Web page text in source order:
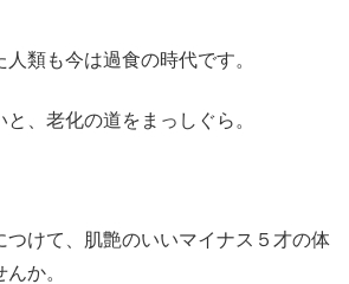
類も今は過食の時代です。
、老化の道をまっしぐら。
つけて、肌艶のいいマイナス５才の体
か。